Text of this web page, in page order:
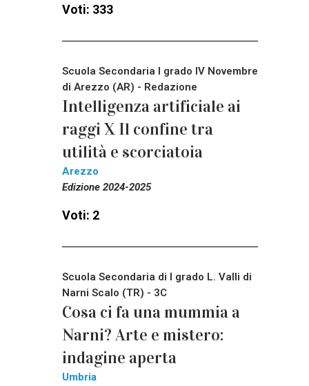
Voti: 333
Scuola Secondaria I grado IV Novembre
di Arezzo (AR) - Redazione
Intelligenza artificiale ai
raggi X Il confine tra
utilità e scorciatoia
Arezzo
Edizione 2024-2025
Voti: 2
Scuola Secondaria di I grado L. Valli di
Narni Scalo (TR) - 3C
Cosa ci fa una mummia a
Narni? Arte e mistero:
indagine aperta
Umbria